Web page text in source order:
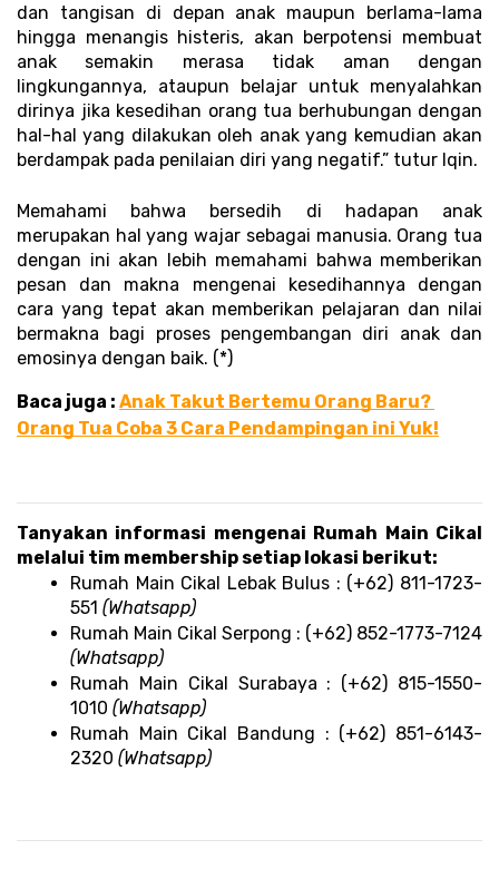
dan tangisan di depan anak maupun berlama-lama
hingga menangis histeris, akan berpotensi membuat
anak semakin merasa tidak aman dengan
lingkungannya, ataupun belajar untuk menyalahkan
dirinya jika kesedihan orang tua berhubungan dengan
hal-hal yang dilakukan oleh anak yang kemudian akan
berdampak pada penilaian diri yang negatif.” tutur Iqin.
Memahami bahwa bersedih di hadapan anak
merupakan hal yang wajar sebagai manusia. Orang tua
dengan ini akan lebih memahami bahwa memberikan
pesan dan makna mengenai kesedihannya dengan
cara yang tepat akan memberikan pelajaran dan nilai
bermakna bagi proses pengembangan diri anak dan
emosinya dengan baik. (*)
Baca juga : Anak Takut Bertemu Orang Baru?
Orang Tua Coba 3 Cara Pendampingan ini Yuk!
Tanyakan informasi mengenai Rumah Main Cikal
melalui tim membership setiap lokasi berikut:
Rumah Main Cikal Lebak Bulus : (+62) 811-1723-
551 (Whatsapp)
(Whatsapp)
Rumah Main Cikal Surabaya : (+62) 815-1550-
1010 (Whatsapp)
Rumah Main Cikal Bandung : (+62) 851-6143-
2320 (Whatsapp)